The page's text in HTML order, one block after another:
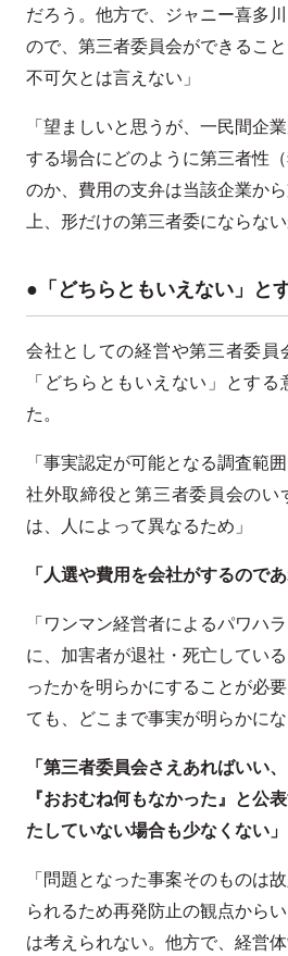
だろう。他方で、ジャニー喜多
ので、第三者委員会ができるこ
不可欠とは言えない」
「望ましいと思うが、一民間企
する場合にどのように第三者性
のか、費用の支弁は当該企業か
上、形だけの第三者委にならない
●「どちらともいえない」と
会社としての経営や第三者委員
「どちらともいえない」とす
た。
「事実認定が可能となる調査範
社外取締役と第三者委員会の
は、人によって異なるため」
「人選や費用を会社がするので
「ワンマン経営者によるパワハ
に、加害者が退社・死亡してい
ったかを明らかにすることが必
ても、どこまで事実が明らかにな
「第三者委員会さえあればいい
『おおむね何もなかった』と公
たしていない場合も少なくない」
「問題となった事案そのものは
られるため再発防止の観点から
は考えられない。他方で、経営